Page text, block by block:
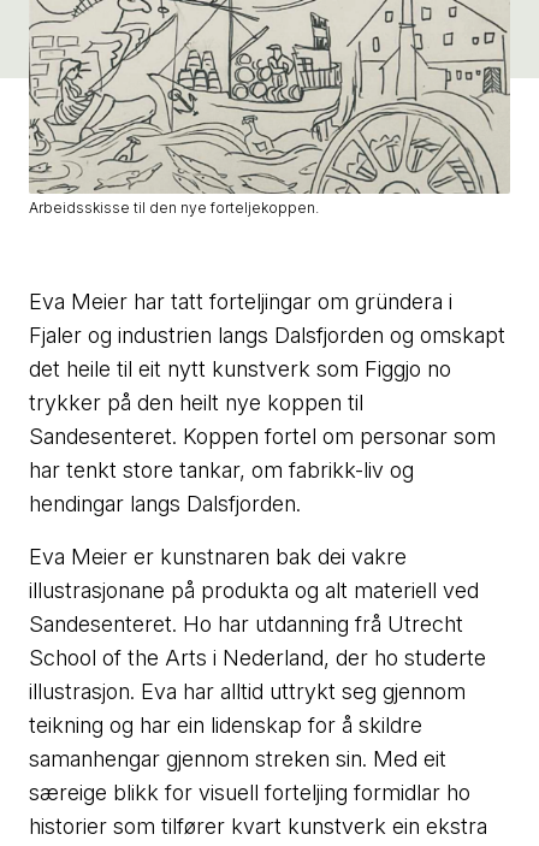
Arbeidsskisse til den nye forteljekoppen.
Eva Meier har tatt forteljingar om gründera i
Fjaler og industrien langs Dalsfjorden og omskapt
det heile til eit nytt kunstverk som Figgjo no
trykker på den heilt nye koppen til
Sandesenteret. Koppen fortel om personar som
har tenkt store tankar, om fabrikk-liv og
hendingar langs Dalsfjorden.
Eva Meier er kunstnaren bak dei vakre
illustrasjonane på produkta og alt materiell ved
Sandesenteret. Ho har utdanning frå Utrecht
School of the Arts i Nederland, der ho studerte
illustrasjon. Eva har alltid uttrykt seg gjennom
teikning og har ein lidenskap for å skildre
samanhengar gjennom streken sin. Med eit
særeige blikk for visuell forteljing formidlar ho
historier som tilfører kvart kunstverk ein ekstra